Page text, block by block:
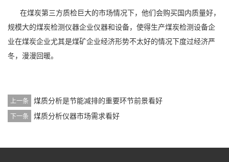
在煤炭第三方质检巨大的市场情况下，他们会购买国内质量好，
规模大的煤炭检测仪器企业仪器和设备，使得生产煤炭检测设备企
业在煤炭企业尤其是煤矿企业经济形势不太好的情况下度过经济严
冬，漫漫回暖。
上一条 煤质分析是节能减排的重要环节前景看好
下一条 煤质分析仪器市场需求看好